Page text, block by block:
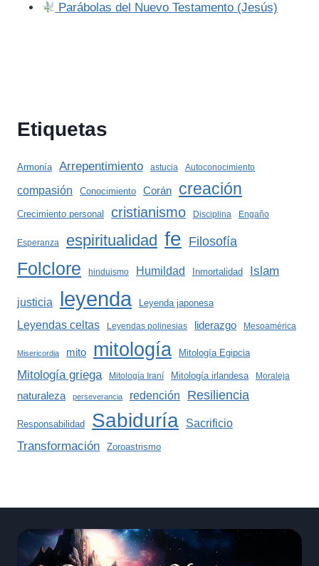
Parábolas del Nuevo Testamento (Jesús)
Etiquetas
Armonía Arrepentimiento astucia Autoconocimiento
compasión Conocimiento Corán creación
Crecimiento personal cristianismo Disciplina Engaño
Esperanza espiritualidad fe Filosofía
Folclore hinduismo Humildad Inmortalidad Islam
justicia leyenda Leyenda japonesa
Leyendas celtas Leyendas polinesias liderazgo Mesoamérica
Misericordia mito mitología Mitología Egipcia
Mitología griega Mitología Iraní Mitología irlandesa Moraleja
naturaleza perseverancia redención Resiliencia
Responsabilidad Sabiduría Sacrificio
Transformación Zoroastrismo